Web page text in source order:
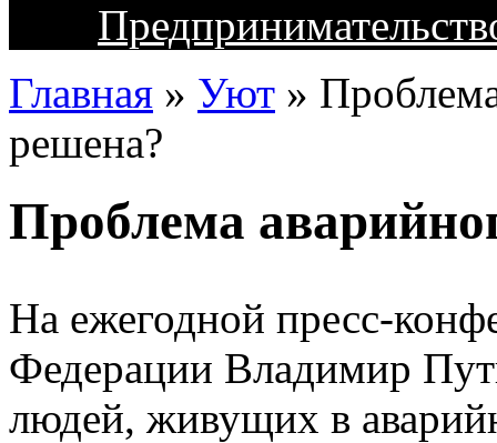
Главная » Уют »
решена?
Проблема
На ежегодной пресс-
Федерации Владимир
людей, живущих в